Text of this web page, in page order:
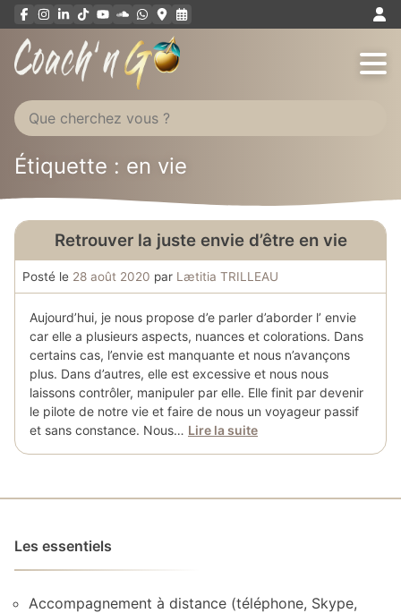
Aller
au
Étiquette : en vie
Retrouver la juste envie d’être en vie
Posté le 28 août 2020 par Lætitia TRILLEAU
Aujourd’hui, je nous propose d’e parler d’aborder l’ envie
car elle a plusieurs aspects, nuances et colorations. Dans
certains cas, l’envie est manquante et nous n’avançons
plus. Dans d’autres, elle est excessive et nous nous
laissons contrôler, manipuler par elle. Elle finit par devenir
le pilote de notre vie et faire de nous un voyageur passif
et sans constance. Nous… Lire la suite
Les essentiels
Accompagnement à distance (téléphone, Skype,